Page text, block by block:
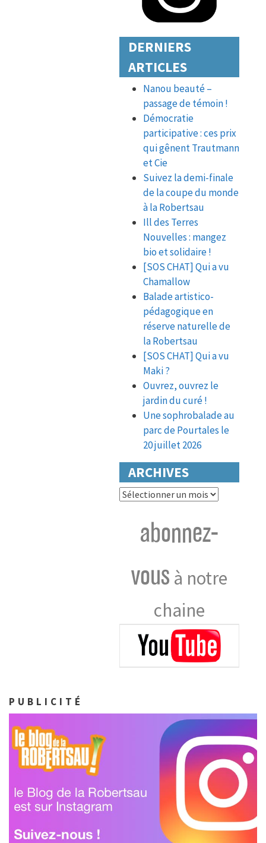
DERNIERS
ARTICLES
Nanou beauté –
passage de témoin !
Démocratie
participative : ces prix
qui gênent Trautmann
et Cie
Suivez la demi-finale
de la coupe du monde
à la Robertsau
Ill des Terres
Nouvelles : mangez
bio et solidaire !
[SOS CHAT] Qui a vu
Chamallow
Balade artistico-
pédagogique en
réserve naturelle de
la Robertsau
[SOS CHAT] Qui a vu
Maki ?
Ouvrez, ouvrez le
jardin du curé !
Une sophrobalade au
parc de Pourtales le
20 juillet 2026
ARCHIVES
Archives
abonnez-
vous à notre
chaine
PUBLICITÉ